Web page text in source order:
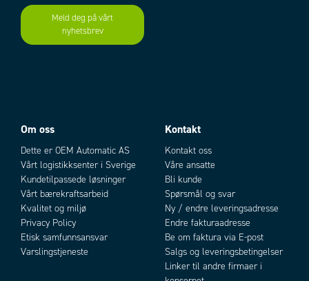
Meld deg på vårt
nyhetsbrev
Om oss
Dette er OEM Automatic AS
Vårt logistikksenter i Sverige
Kundetilpassede løsninger
Vårt bærekraftsarbeid
Kvalitet og miljø
Privacy Policy
Etisk samfunnsansvar
Varslingstjeneste
Kontakt
Kontakt oss
Våre ansatte
Bli kunde
Spørsmål og svar
Ny / endre leveringsadresse
Endre fakturaadresse
Be om faktura via E-post
Salgs og leveringsbetingelser
Linker til andre firmaer i